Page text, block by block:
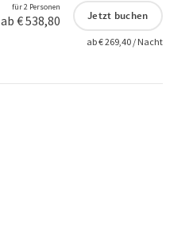
für 2 Personen
ab € 538,80 Jetzt buchen
ab € 269,40 / Nacht